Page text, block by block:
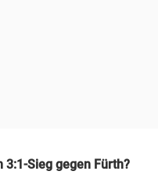
3:1-Sieg gegen Fürth?